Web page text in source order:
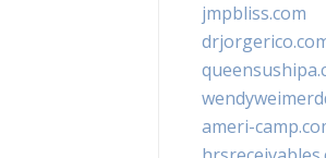
jmpbliss.com
ameri-